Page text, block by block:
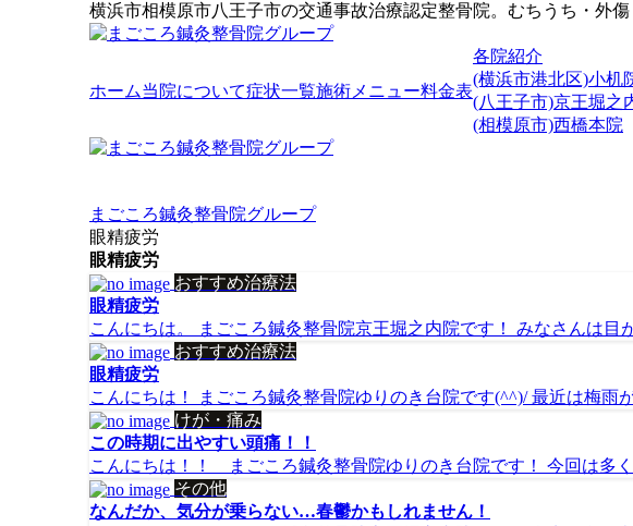
横浜市相模原市八王子市の交通事故治療認定整骨院。むちうち・外
ホーム当院について症状一覧施術メニュー料金表
各院紹介
(横浜市港北区)小机
(八王子市)京王堀之
(相模原市)西橋本院
まごころ鍼灸整骨院グループ
眼精疲労
眼精疲労
おすすめ治療法
眼精疲労
こんにちは。 まごころ鍼灸整骨院京王堀之内院です！ みなさんは目
おすすめ治療法
眼精疲労
こんにちは！ まごころ鍼灸整骨院ゆりのき台院です(^^)/ 最近は梅雨
けが・痛み
この時期に出やすい頭痛！！
こんにちは！！ まごころ鍼灸整骨院ゆりのき台院です！ 今回は多
その他
なんだか、気分が乗らない…春鬱かもしれません！